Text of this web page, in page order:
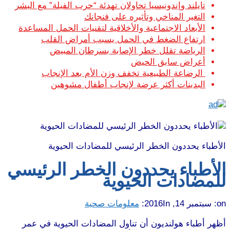
تايلند وإندونيسيا تحاولان تهدئة “حرب الفيلة” مع البشر
التغير المناخي وتأثيره على فنجانك
الأبعاد الاجتماعية والأخلاقية لتقنيات الحمل المساعدة
ارتفاع الضغط في الحمل يسبب أمراض القلب
الرياضة تقلل خطر الإصابة بسرطان المبيض
أعراض سابق الحيض
الرضاعة الطبيعية تخفف وزن الأم بعد الإنجاب
البدينات أكثر عرضة لإنجاب أطفال مشوهين
الأطباء يحددون الخطر الرئيسي للمضادات الحيوية
الأطباء يحددون الخطر الرئيسي
للمضادات الحيوية
on: سبتمبر 14, 2016 In: معلومات صحية
أظهر أطباء هولنديون أن تناول المضادات الحيوية في عمر